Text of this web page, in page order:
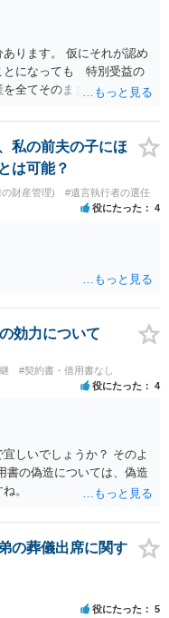
ります。 仮にそれが認め
とになっても 特別受益の
全てそのまま取得できる
私の前夫の子にほ
は可能？
財産管理) #遺言執行者の選任
役にたった 4
効力について
#契約書・借用書なし
役にたった 4
しいでしょうか？ そのよ
書の偽造については、偽造
。
の葬儀出席に関す
役にたった 5